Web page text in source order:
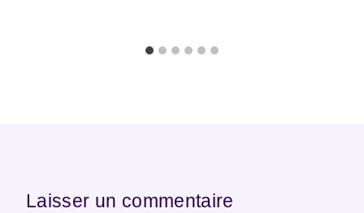
Laisser un commentaire